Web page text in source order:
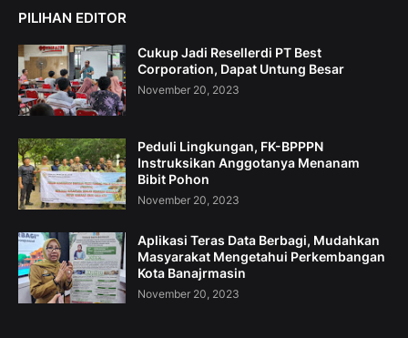
PILIHAN EDITOR
Cukup Jadi Resellerdi PT Best
Corporation, Dapat Untung Besar
November 20, 2023
Peduli Lingkungan, FK-BPPPN
Instruksikan Anggotanya Menanam
Bibit Pohon
November 20, 2023
Aplikasi Teras Data Berbagi, Mudahkan
Masyarakat Mengetahui Perkembangan
Kota Banajrmasin
November 20, 2023